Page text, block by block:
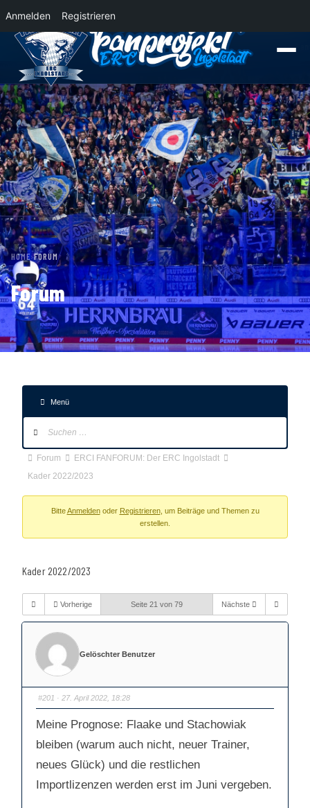
Anmelden Registrieren
NewsDer Panther Express 2026/2027 rollt nach Krefeld! Wohin rollt der
HOME›FORUM
Forum
Menü
Navigation
Forum-
Breadcrumbs
-
Forum
ERCI FANFORUM: Der ERC Ingolstadt
Kader 2022/2023
BitteAnmeldenoder Registrieren, um Beiträge und Themen zu
erstellen.
Kader 2022/2023
Vorherige Seite 21 von 79 Nächste
Gelöschter Benutzer
#201 · 27. April 2022, 18:28
Meine Prognose: Flaake und Stachowiak
bleiben (warum auch nicht, neuer Trainer,
neues Glück) und die restlichen
Importlizenzen werden erst im Juni vergeben.